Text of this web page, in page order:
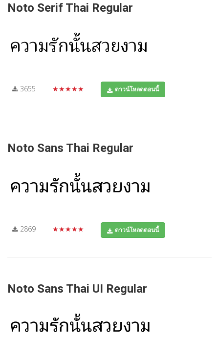
Noto Serif Thai Regular
3655 ★★★★★ ดาวน์โหลดตอนนี้
Noto Sans Thai Regular
2869 ★★★★★ ดาวน์โหลดตอนนี้
Noto Sans Thai UI Regular